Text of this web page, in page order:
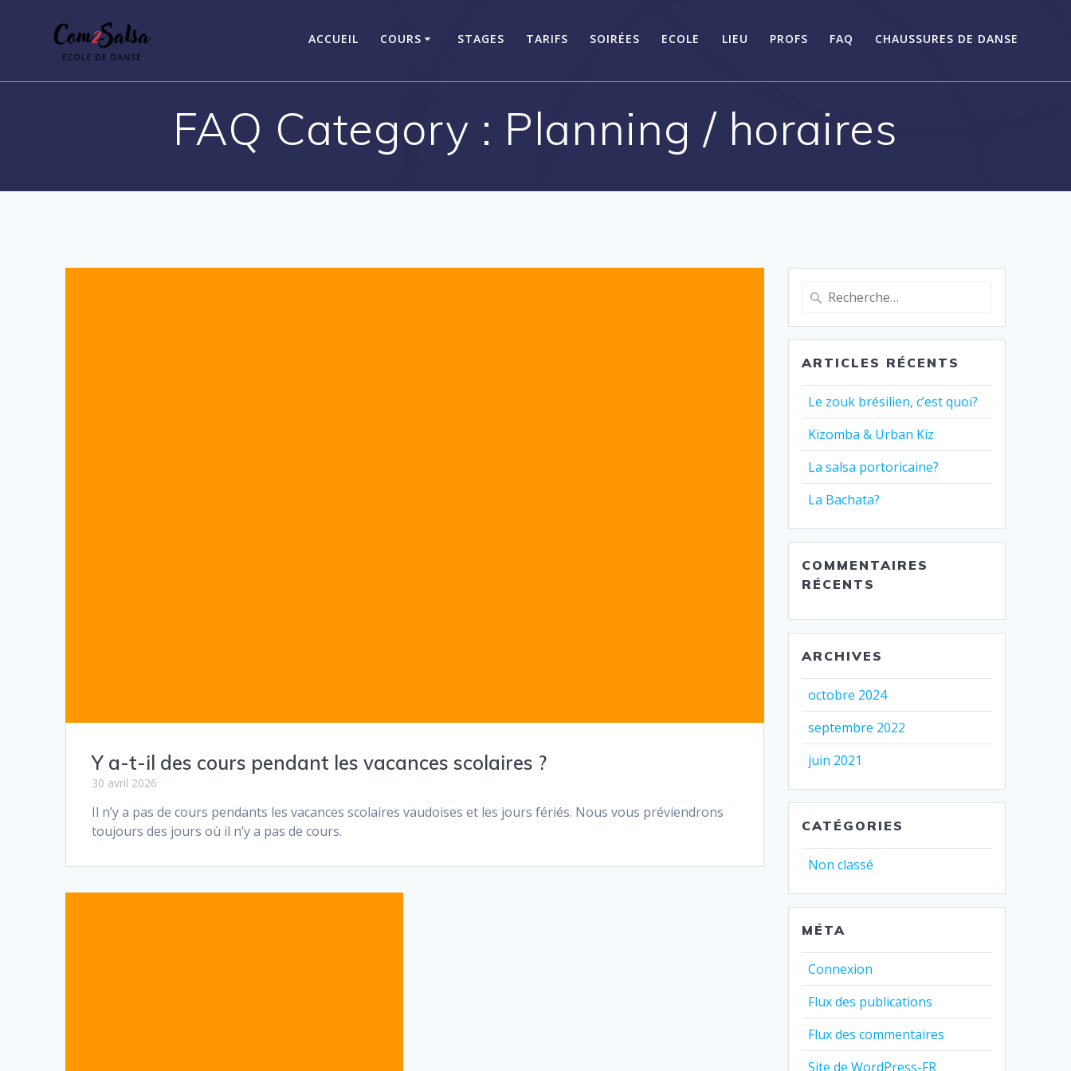
ACCUEIL COURS STAGES TARIFS SOIRÉES ECOLE LIEU PROFS FAQ CHAUSSURES DE DANSE
FAQ Category : Planning / horaires
Y a-t-il des cours pendant les vacances scolaires ?
30 avril 2026
Il n’y a pas de cours pendants les vacances scolaires vaudoises et les jours fériés. Nous vous préviendrons
toujours des jours où il n’y a pas de cours.
Recherche
pour
:
ARTICLES RÉCENTS
Le zouk brésilien, c’est quoi?
Kizomba & Urban Kiz
La salsa portoricaine?
La Bachata?
COMMENTAIRES
RÉCENTS
ARCHIVES
octobre 2024
septembre 2022
juin 2021
CATÉGORIES
Non classé
MÉTA
Connexion
Flux des publications
Flux des commentaires
Site de WordPress-FR